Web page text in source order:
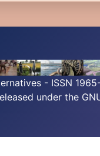
- ISSN
under the